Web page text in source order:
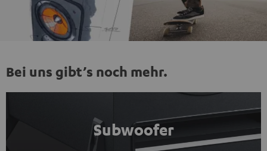
Bei uns gibt’s noch mehr.
Subwoofer